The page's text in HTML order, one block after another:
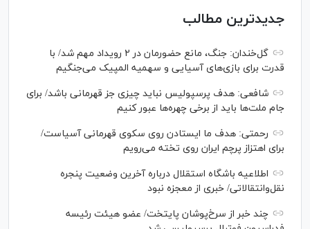
جدیدترین مطالب
گل‌خندان: جنگ، مانع حضورمان در ۲ رویداد مهم شد/ با
قدرت برای بازی‌های آسیایی و سهمیه المپیک می‌جنگیم
شافعی: هدف پرسپولیس نباید چیزی جز قهرمانی باشد/ برای
جام ملت‌ها باید از برخی چهره‌ها عبور کنیم
رحمتی: هدف ما ایستادن روی سکوی قهرمانی آسیاست/
برای اهتزاز پرچم ایران روی تخته می‌رویم
اطلاعیه باشگاه استقلال درباره آخرین وضعیت پنجره
نقل‌وانتقالاتی/ خبری از معجزه نبود
چند خبر از سرخ‌پوشان پایتخت/ عضو هیئت رئیسه